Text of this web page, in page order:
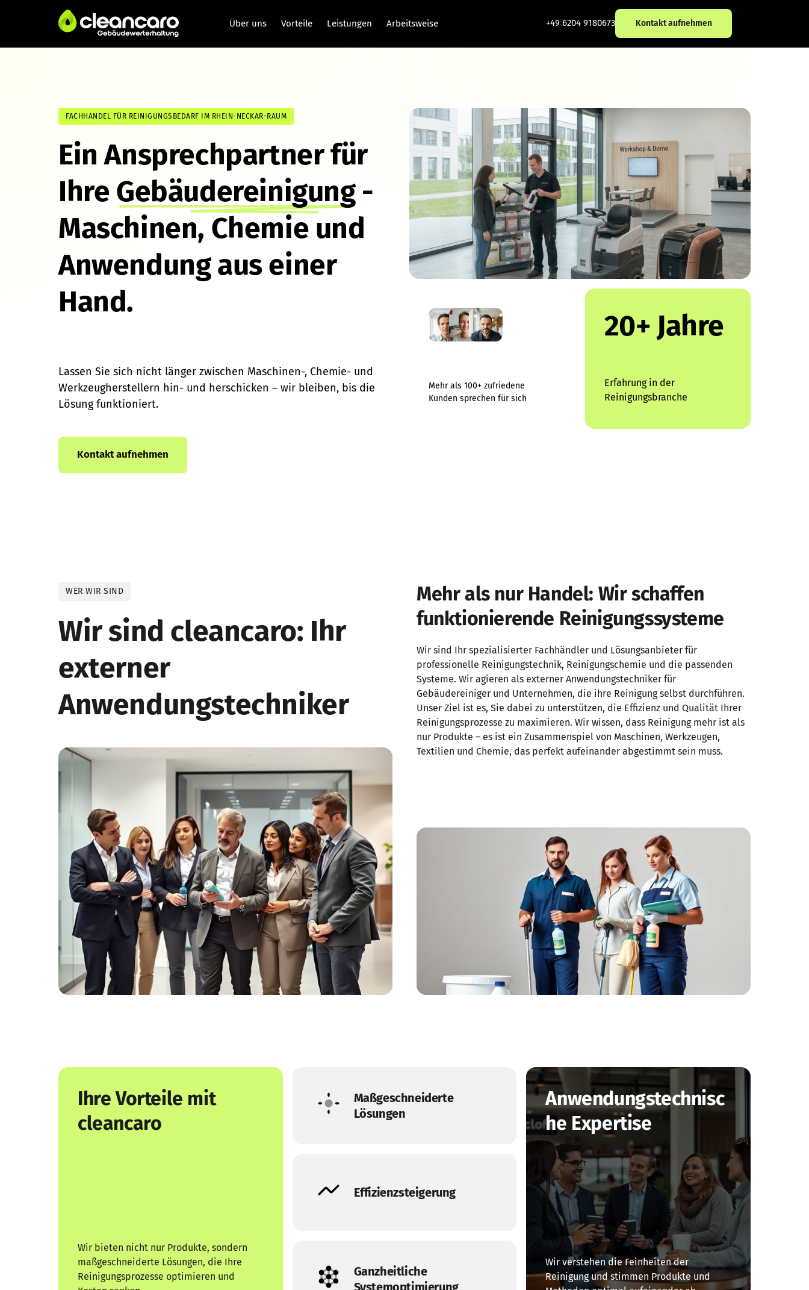
Über uns Vorteile Leistungen Arbeitsweise +49 6204 9180673 Kontakt aufnehmen
FACHHANDEL FÜR REINIGUNGSBEDARF IM RHEIN-NECKAR-RAUM
Ein Ansprechpartner für
Ihre Gebäudereinigung -
Maschinen, Chemie und
Anwendung aus einer
Hand.
Lassen Sie sich nicht länger zwischen Maschinen-, Chemie- und
Werkzeugherstellern hin- und herschicken – wir bleiben, bis die
Lösung funktioniert.
Kontakt aufnehmen
Mehr als 100+ zufriedene
Kunden sprechen für sich
20+ Jahre
Erfahrung in der
Reinigungsbranche
WER WIR SIND
Wir sind cleancaro: Ihr
externer
Anwendungstechniker
Mehr als nur Handel: Wir schaffen
funktionierende Reinigungssysteme
Wir sind Ihr spezialisierter Fachhändler und Lösungsanbieter für
professionelle Reinigungstechnik, Reinigungschemie und die passenden
Systeme. Wir agieren als externer Anwendungstechniker für
Gebäudereiniger und Unternehmen, die ihre Reinigung selbst durchführen.
Unser Ziel ist es, Sie dabei zu unterstützen, die Effizienz und Qualität Ihrer
Reinigungsprozesse zu maximieren. Wir wissen, dass Reinigung mehr ist als
nur Produkte – es ist ein Zusammenspiel von Maschinen, Werkzeugen,
Textilien und Chemie, das perfekt aufeinander abgestimmt sein muss.
Ihre Vorteile mit
cleancaro
Wir bieten nicht nur Produkte, sondern
maßgeschneiderte Lösungen, die Ihre
Reinigungsprozesse optimieren und
Maßgeschneiderte
Lösungen
Anwendungstechnisc
he Expertise
Wir verstehen die Feinheiten der
Reinigung und stimmen Produkte und
Effizienzsteigerung
Ganzheitliche
Systemoptimierung